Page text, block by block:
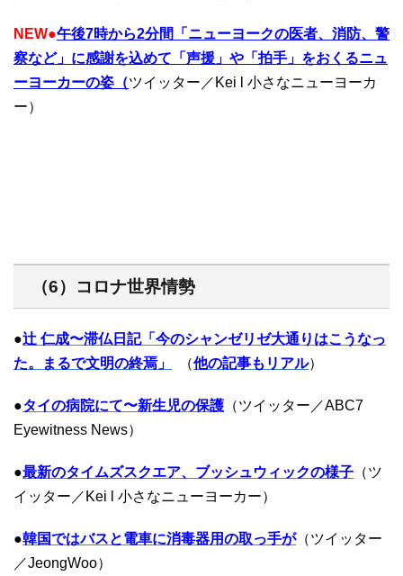
NEW●午後7時から2分間「ニューヨークの医者、消防、警
察など」に感謝を込めて「声援」や「拍手」をおくるニュ
ーヨーカーの姿（ツイッター／Kei l 小さなニューヨーカ
ー）
（6）コロナ世界情勢
●辻 仁成〜滞仏日記「今のシャンゼリゼ大通りはこうなっ
た。まるで文明の終焉」
（他の記事もリアル）
●タイの病院にて〜新生児の保護 （ツイッター／ABC7
Eyewitness News）
●最新のタイムズスクエア、ブッシュウィックの様子 （ツ
イッター／Kei l 小さなニューヨーカー）
●韓国ではバスと電車に消毒器用の取っ手が（ツイッター
／JeongWoo）